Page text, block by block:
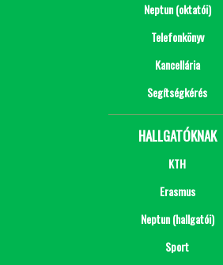
Neptun (oktatói)
Telefonkönyv
Kancellária
Segítségkérés
HALLGATÓKNAK
KTH
Erasmus
Neptun (hallgatói)
Sport